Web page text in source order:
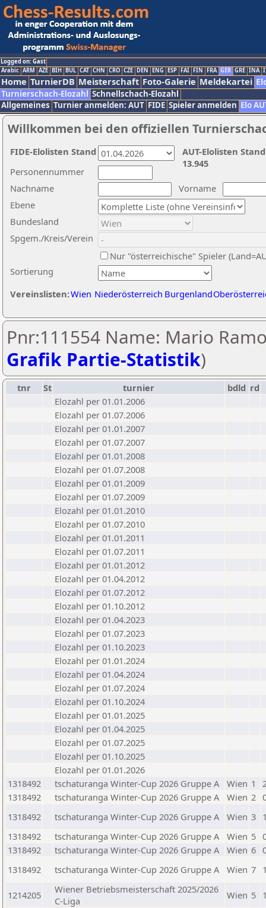
Logged on: Gast
Arabic ARM AZE BIH BUL CAT CHN CRO CZE DEN ENG ESP FAI FIN FRA GER GRE INA
Home TurnierDB Meisterschaft Foto-Galerie Meldekartei
Turnierschach-Elozahl Schnellschach-Elozahl
Allgemeines Turnier anmelden: AUT FIDE Spieler anmelden Elo
Willkommen bei den offiziellen
Nachname
Vorname
Ebene
Sortierung
Personennummer
Bundesland
Spgem./Kreis/Verein
Nur "österreichische" Spieler
Vereinslisten:Wien Niederösterreich Burgenland
AUT-Elolisten
13.945
FIDE-Elolisten Stand
Pnr:111554 Name: Mario
Grafik Partie-Statistik)
tnr St turnier bdld rd
Elozahl per 01.01.2006
Elozahl per 01.07.2006
Elozahl per 01.01.2007
Elozahl per 01.07.2007
Elozahl per 01.01.2008
Elozahl per 01.07.2008
Elozahl per 01.01.2009
Elozahl per 01.07.2009
Elozahl per 01.01.2010
Elozahl per 01.07.2010
Elozahl per 01.01.2011
Elozahl per 01.07.2011
Elozahl per 01.01.2012
Elozahl per 01.04.2012
Elozahl per 01.07.2012
Elozahl per 01.10.2012
Elozahl per 01.04.2023
Elozahl per 01.07.2023
Elozahl per 01.10.2023
Elozahl per 01.01.2024
Elozahl per 01.04.2024
Elozahl per 01.07.2024
Elozahl per 01.10.2024
Elozahl per 01.01.2025
Elozahl per 01.04.2025
Elozahl per 01.07.2025
Elozahl per 01.10.2025
Elozahl per 01.01.2026
1318492
tschaturanga Winter-Cup 2026 Gruppe A Wien 1
1318492
tschaturanga Winter-Cup 2026 Gruppe A Wien 2
1318492
tschaturanga Winter-Cup 2026 Gruppe A Wien 3
1318492
tschaturanga Winter-Cup 2026 Gruppe A Wien 5
1318492
tschaturanga Winter-Cup 2026 Gruppe A Wien 6
1318492
tschaturanga Winter-Cup 2026 Gruppe A Wien 7
1214205
Wiener Betriebsmeisterschaft 2025/2026
C-Liga
Wien 5